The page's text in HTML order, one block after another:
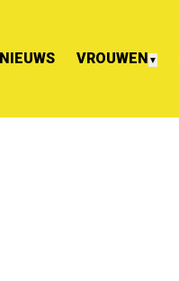
NIEUWS VROUWEN ▼